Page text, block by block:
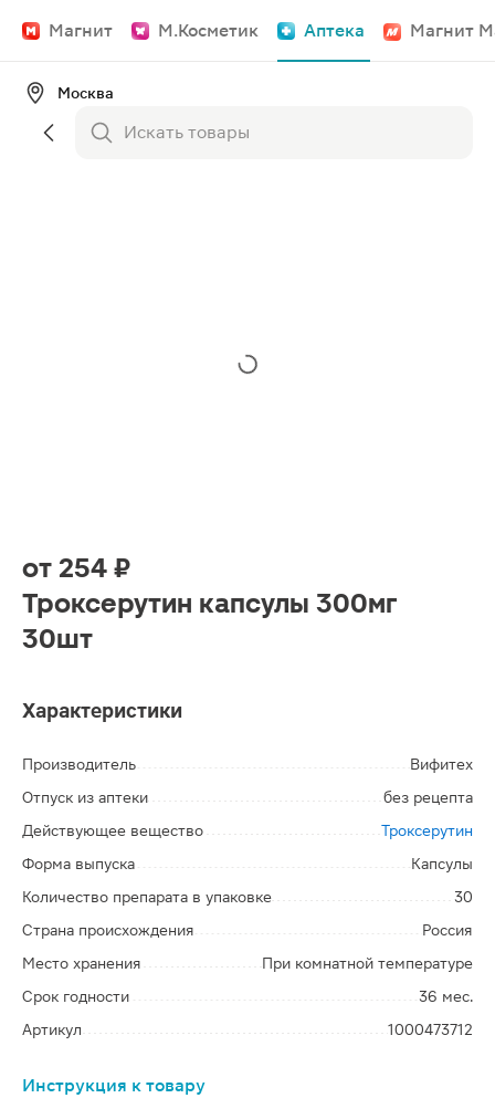
Магнит М.Косметик Аптека Магнит
Москва
от 254 ₽
Троксерутин капсулы 300мг
30шт
Характеристики
Производитель
Вифитех
Отпуск из аптеки
без рецепта
Действующее вещество
Троксерутин
Форма выпуска
Капсулы
Количество препарата в упаковке
30
Страна происхождения
Россия
Место хранения
При комнатной температуре
Срок годности
36 мес.
Артикул
1000473712
Инструкция к товару